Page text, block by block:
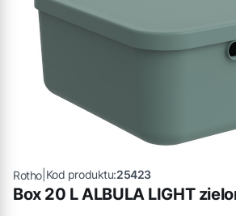
Rotho| Kod produktu:25423
Box 20 L ALBULA LIGHT